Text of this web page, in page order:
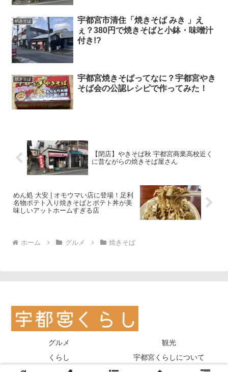
焼きそば
宇都宮市清住「焼きそば みき 」え
ぇ？380円で焼きそばと小鉢・味噌汁
付き!?
焼きそば
宇都宮焼きそばってなに？宇都宮やき
そば会の公認レシピで作ってみた！
【閉店】やきそば秋 宇都宮商業高校近く
に昔ながらの焼きそば屋さん
めん処 大安 | オモウマい店に登場！足利
名物ポテト入り焼きそばとポテト丼が美
味しいアットホームすぎる店
ホーム グルメ 焼きそば
グルメ
観光
くらし
宇都宮くらしについて